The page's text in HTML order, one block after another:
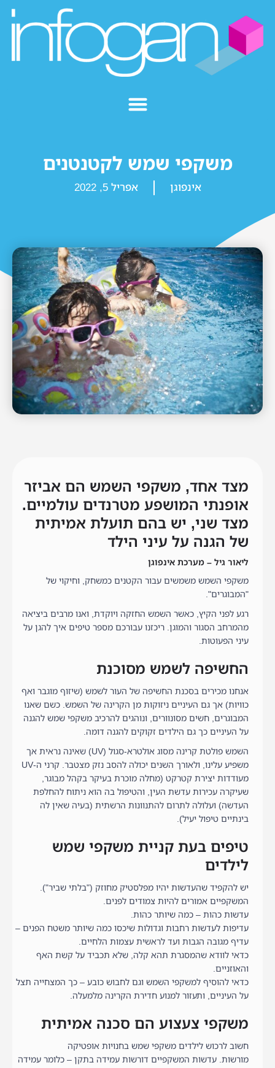
משקפי שמש לקטנטנים
אינפוגן אפריל 5, 2022
מצד אחד, משקפי השמש הם אביזר
אופנתי המושפע מטרנדים עולמיים.
מצד שני, יש בהם תועלת אמיתית
של הגנה על עיני הילד
ליאור גיל – מערכת אינפוגן
משקפי השמש משמשים עבור הקטנים כמשחק, וחיקוי של
"המבוגרים".
רגע לפני הקיץ, כאשר השמש החזקה ויוקדת, ואנו מרבים ביציאה
מהמרחב הסגור והמוגן. ריכזנו עבורכם מספר טיפים איך להגן על
עיני הפעוטות.
החשיפה לשמש מסוכנת
אנחנו מכירים בסכנת החשיפה של העור לשמש (שיזוף מוגבר ואף
כוויות) אך גם העיניים ניזוקות מן הקרינה של השמש. כשם שאנו
המבוגרים, חשים מסונוורים, ונוהגים להרכיב משקפי שמש להגנה
על העיניים כך גם הילדים זקוקים להגנה דומה.
השמש פולטת קרינה מסוג אולטרא-סגול (UV) שאינה נראית אך
משפיע עלינו, ולאורך השנים יכולה להסב נזק מצטבר. קרני ה-UV
מעודדות יצירת קטרקט (מחלה מוכרת בעיקר בקהל מבוגר,
שעיקרה עכירות עדשת העין, והטיפול בה הוא ניתוח להחלפת
העדשה) ועלולה לתרום להתנוונות הרשתית (בעיה שאין לה
בינתיים טיפול יעיל).
טיפים בעת קניית משקפי שמש
לילדים
יש להקפיד שהעדשות יהיו מפלסטיק מחוזק ("בלתי שביר").
המשקפיים אמורים להיות צמודים לפנים.
עדשות כהות – כמה שיותר כהות.
עדיפות לעדשות רחבות וגדולות שיכסו כמה שיותר משטח הפנים –
עדיף מגובה הגבות ועד לראשית עצמות הלחיים.
כדאי לוודא שהמסגרת תהא קלה, שלא תכביד על קשת האף
והאוזניים.
כדאי להוסיף למשקפי השמש וגם לחבוש כובע – כך המצחייה תצל
על העיניים, ותעזור למנוע חדירת הקרינה מלמעלה.
משקפי צעצוע הם סכנה אמיתית
חשוב לרכוש לילדים משקפי שמש בחנויות אופטיקה
מורשות. עדשות המשקפיים דורשות עמידה בתקן – כלומר עמידה